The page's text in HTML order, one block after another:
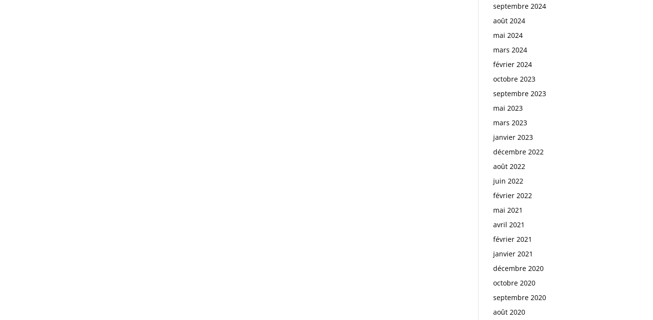
septembre 2024
août 2024
mai 2024
mars 2024
février 2024
octobre 2023
septembre 2023
mai 2023
mars 2023
janvier 2023
décembre 2022
août 2022
juin 2022
février 2022
mai 2021
avril 2021
février 2021
janvier 2021
décembre 2020
octobre 2020
septembre 2020
août 2020